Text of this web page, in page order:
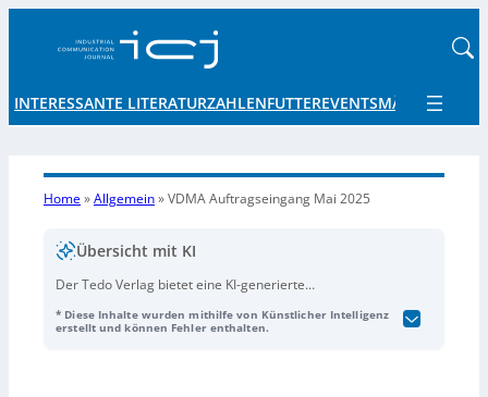
INTERESSANTE LITERATURZAHLENFUTTEREVENTSMÄRKTE UND
Home»Allgemein»VDMA Auftragseingang Mai 2025
Übersicht mit KI
Der Tedo Verlag bietet eine KI-generierte
Mai 2025, erstellt mit Hilfe künstlicher Intelligenz, an.
* Diese Inhalte wurden mithilfe von Künstlicher Intelligenz
erstellt und können Fehler enthalten.